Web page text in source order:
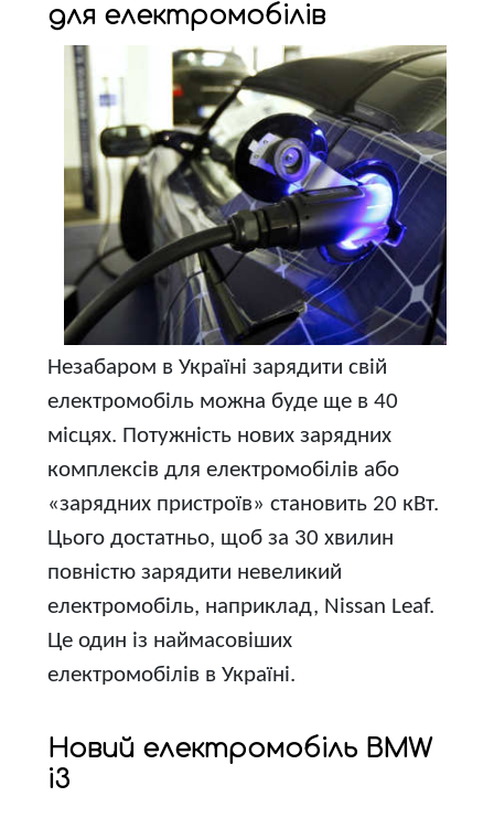
для електромобілів
Незабаром в Україні зарядити свій
електромобіль можна буде ще в 40
місцях. Потужність нових зарядних
комплексів для електромобілів або
«зарядних пристроїв» становить 20 кВт.
Цього достатньо, щоб за 30 хвилин
повністю зарядити невеликий
електромобіль, наприклад, Nissan Leaf.
Це один із наймасовіших
електромобілів в Україні.
Новий електромобіль BMW
i3